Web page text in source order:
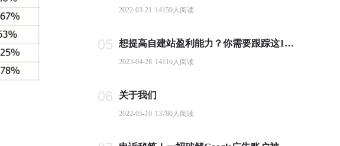
2022-03-21 14159人阅读
05 想提高自建站盈利能力？你需要跟踪这10个基本电商指标
2023-04-28 14116人阅读
06 关于我们
2022-05-10 13780人阅读